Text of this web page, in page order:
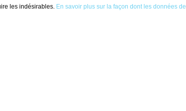
les indésirables. En savoir plus sur la façon dont les données